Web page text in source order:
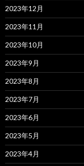
2023年12月
2023年11月
2023年10月
2023年9月
2023年8月
2023年7月
2023年6月
2023年5月
2023年4月